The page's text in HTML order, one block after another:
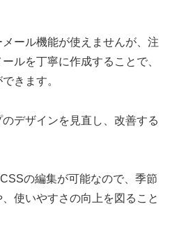
ール機能が使えませんが、注
ルを丁寧に作成することで、
きます。
デザインを見直し、改善する
の編集が可能なので、季節
使いやすさの向上を図ること